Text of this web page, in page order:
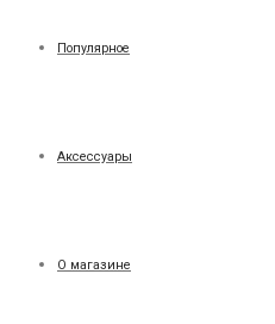
Популярное
Аксессуары
О магазине